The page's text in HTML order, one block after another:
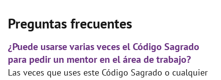
Preguntas frecuentes
¿Puede usarse varias veces el Código Sagrado
para pedir un mentor en el área de trabajo?
Las veces que uses este Código Sagrado o cualquier